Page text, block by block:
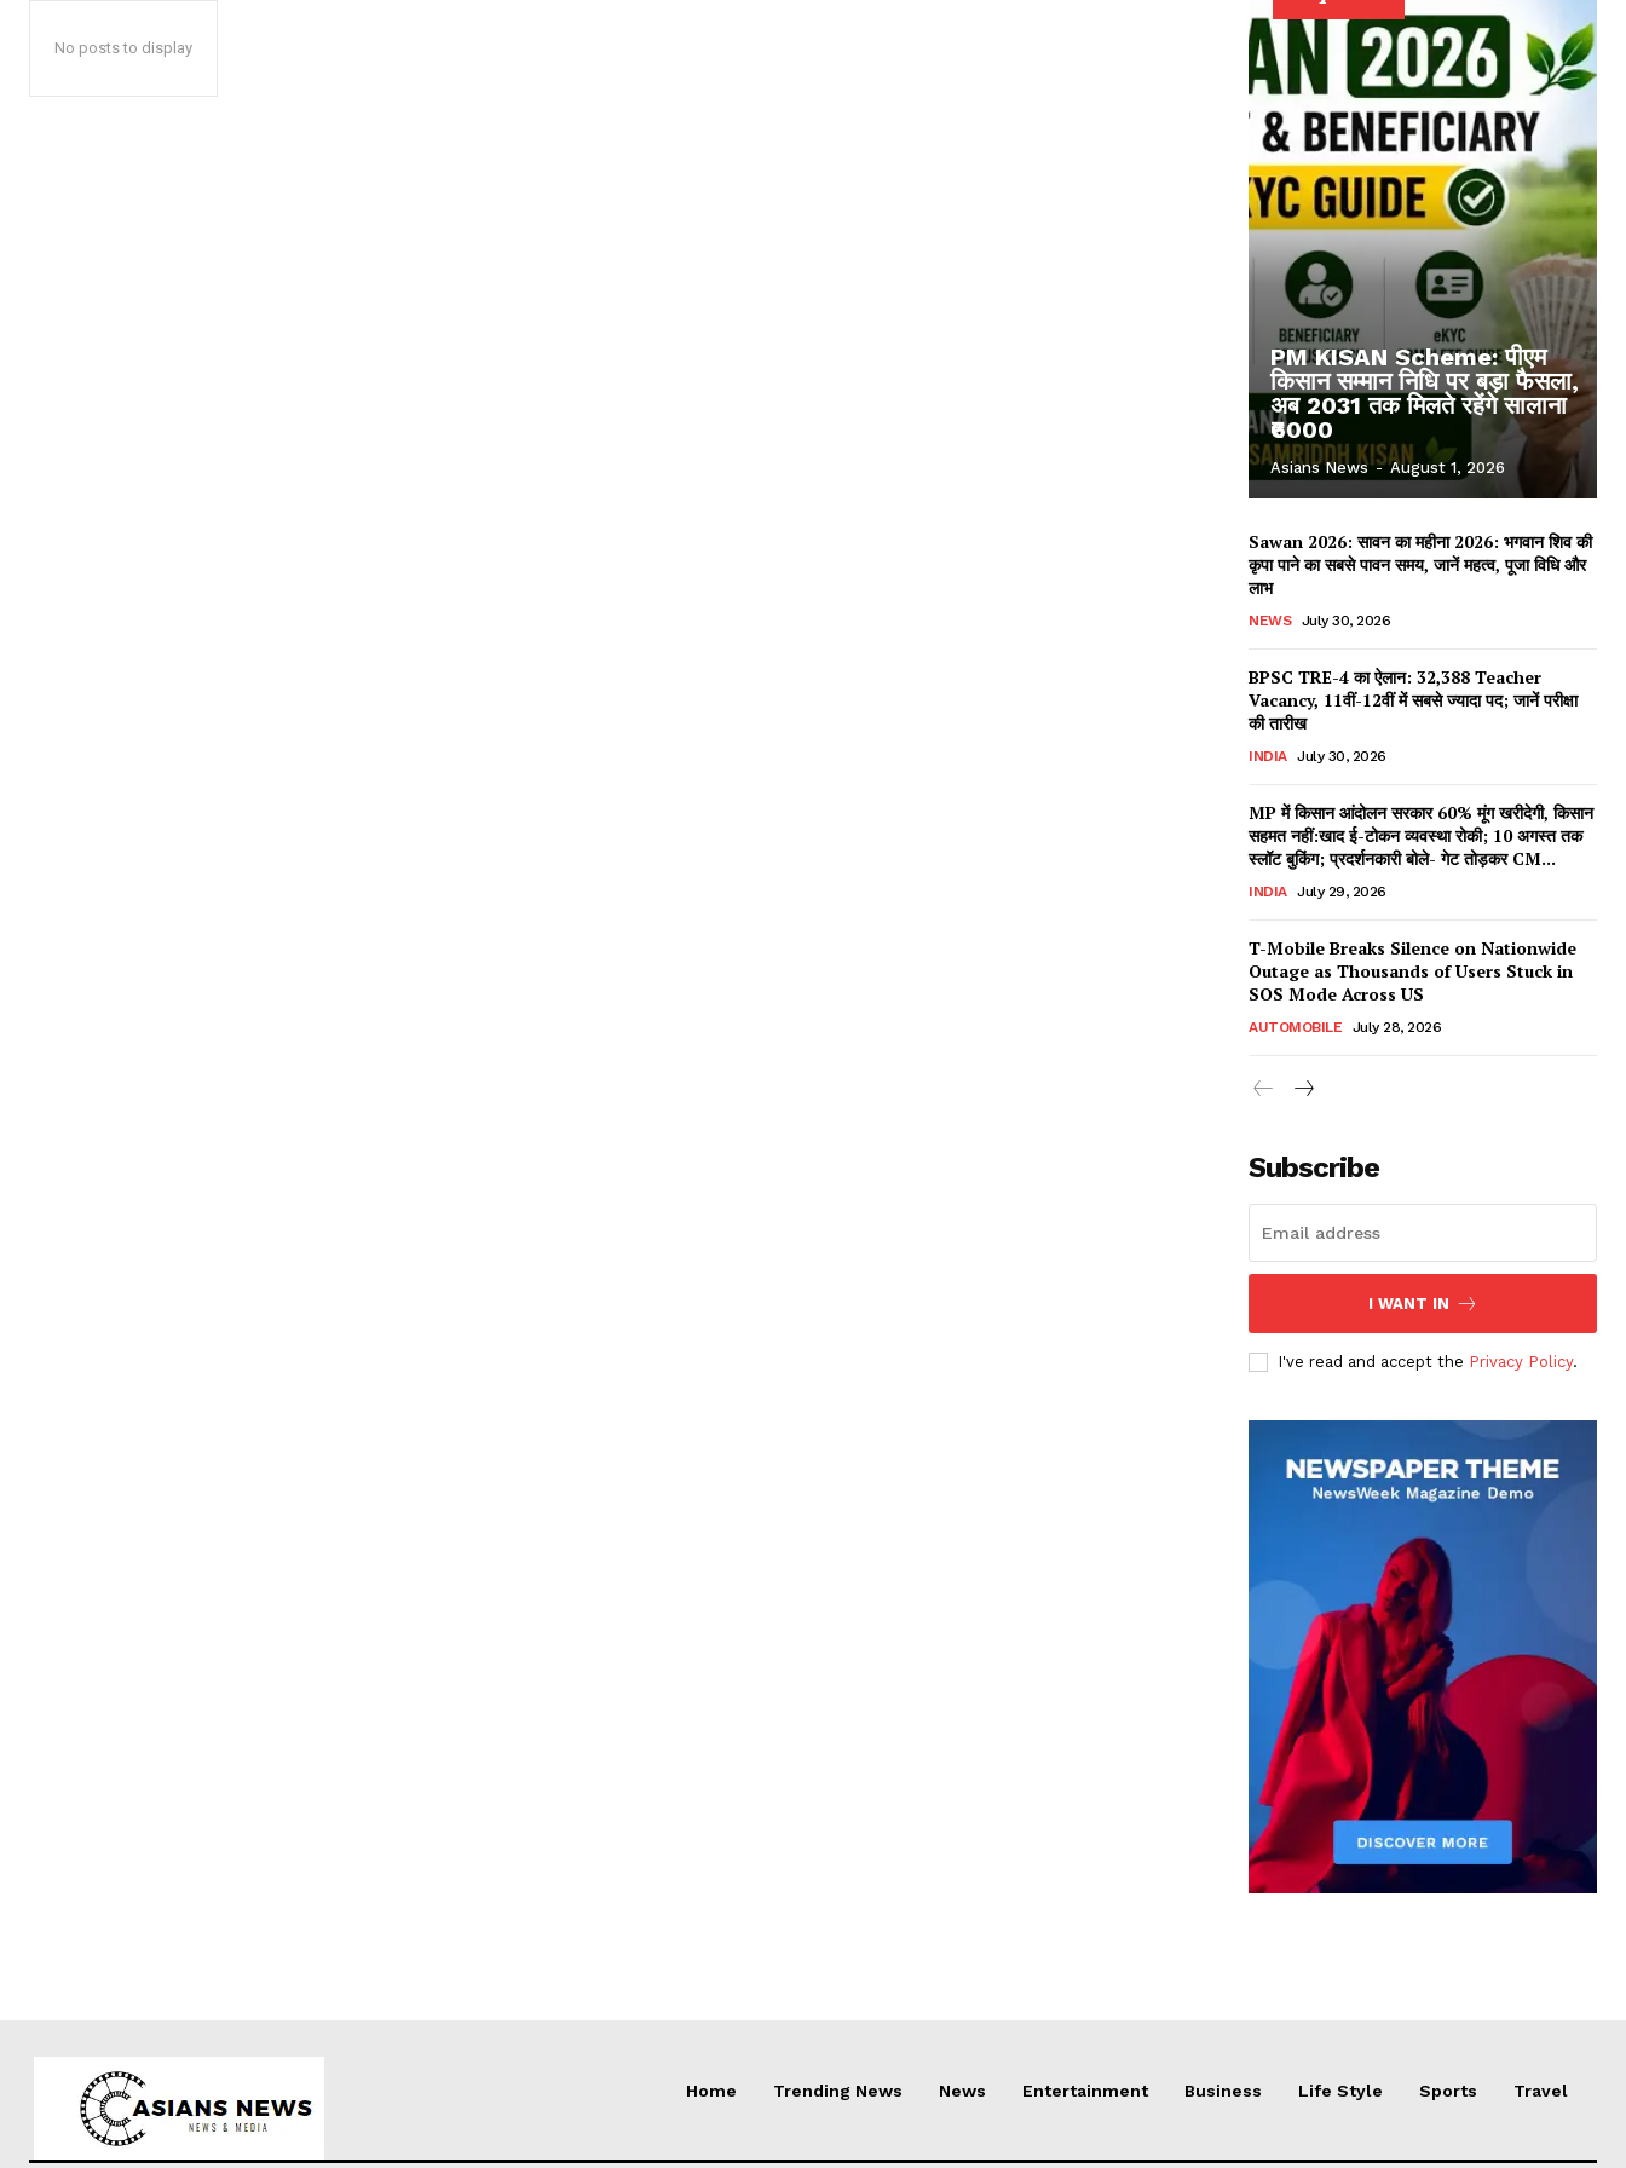
No posts to display
PM KISAN Scheme: पीएम
किसान सम्मान निधि पर बड़ा फैसला,
अब 2031 तक मिलते रहेंगे सालाना
₹6000
Asians News - August 1, 2026
Sawan 2026: सावन का महीना 2026: भगवान शिव की
कृपा पाने का सबसे पावन समय, जानें महत्व, पूजा विधि और
लाभ
NEWS July 30, 2026
BPSC TRE-4 का ऐलान: 32,388 Teacher
Vacancy, 11वीं-12वीं में सबसे ज्यादा पद; जानें परीक्षा
की तारीख
INDIA July 30, 2026
MP में किसान आंदोलन सरकार 60% मूंग खरीदेगी, किसान
सहमत नहीं:खाद ई-टोकन व्यवस्था रोकी; 10 अगस्त तक
स्लॉट बुकिंग; प्रदर्शनकारी बोले- गेट तोड़कर CM...
INDIA July 29, 2026
T-Mobile Breaks Silence on Nationwide
Outage as Thousands of Users Stuck in
SOS Mode Across US
AUTOMOBILE July 28, 2026
Subscribe
I WANT IN
I've read and accept the Privacy Policy.
Home Trending News News Entertainment Business Life Style Sports Travel